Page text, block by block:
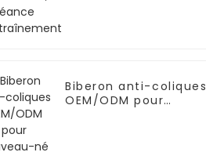
Biberon anti-coliques
OEM/ODM pour